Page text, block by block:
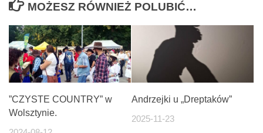
MOŻESZ RÓWNIEŻ POLUBIĆ…
”CZYSTE COUNTRY” w
Wolsztynie.
Andrzejki u „Dreptaków”
2025-11-23